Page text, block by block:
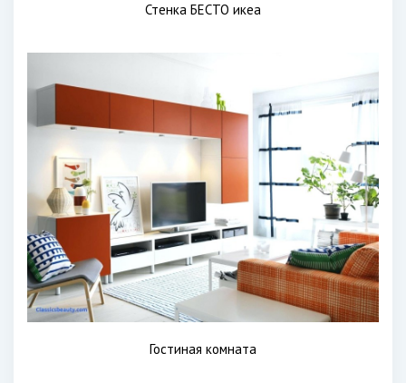
Стенка БЕСТО икеа
Гостиная комната